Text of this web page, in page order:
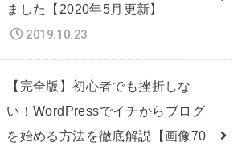
ました【2020年5月更新】
2019.10.23
【完全版】初心者でも挫折しな
い！WordPressでイチからブログ
を始める方法を徹底解説【画像70